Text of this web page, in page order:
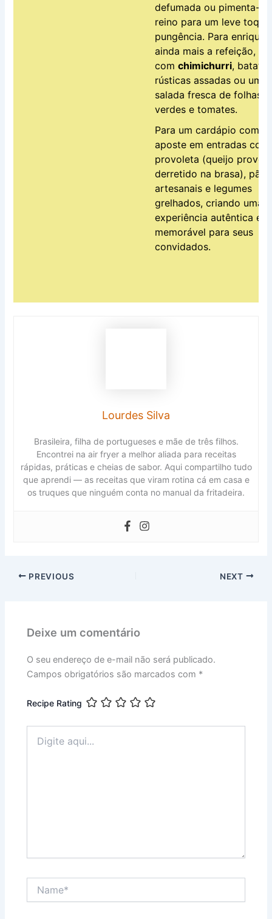
defumada ou pimenta-
reino para um leve
pungência. Para
ainda mais a refeição,
comchimichurri, batatas
rústicas assadas ou uma
salada fresca de folhas
verdes e tomates.
Para um cardápio
aposte em entradas
provoleta (queijo
derretido na brasa), pães
artesanais e legumes
grelhados, criando uma
experiência autêntica e
memorável para seus
convidados.
Lourdes Silva
Brasileira, filha de portugueses e mãe de três filhos.
Encontrei na air fryer a melhor aliada para receitas
rápidas, práticas e cheias de sabor. Aqui compartilho tudo
que aprendi — as receitas que viram rotina cá em casa e
os truques que ninguém conta no manual da fritadeira.
PREVIOUS NEXT
Deixe um comentário
O seu endereço de e-mail não será publicado.
Campos obrigatórios são marcados com *
Recipe Rating
aqui...